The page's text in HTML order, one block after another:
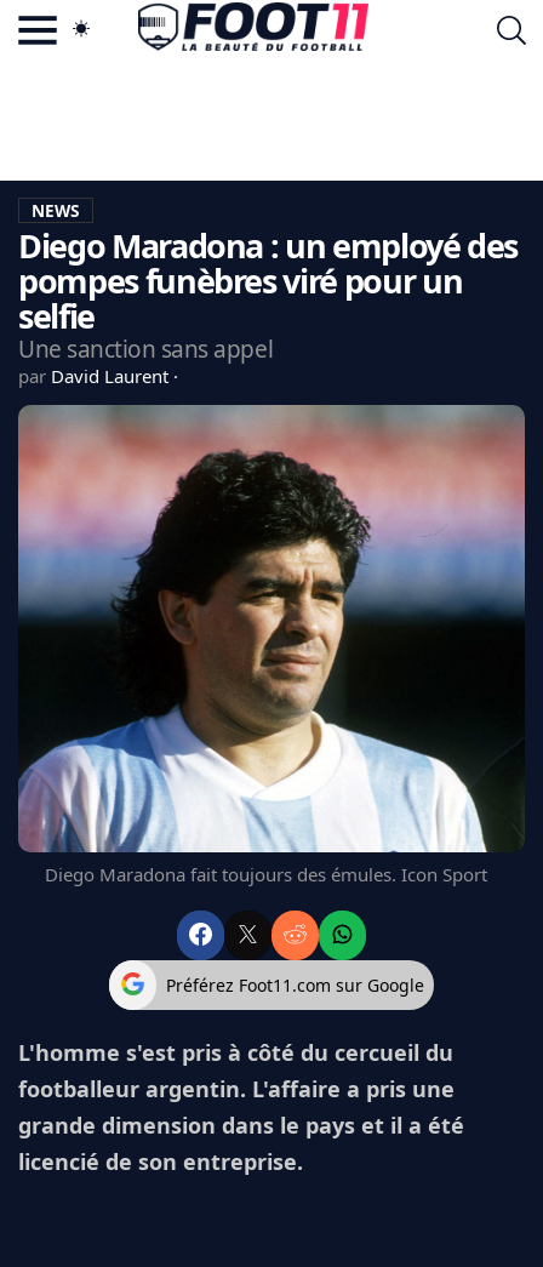
LA CHARTE
VIE PRIVÉE
CGU
CONTACTEZ-NOUS
CDM 2026
REAL MADRID
FC BARCELONE
MANCHESTER UNITED
CHELSEA
L'AVIS DE LA RÉDAC'
NEWS
Diego Maradona : un employé des
pompes funèbres viré pour un
selfie
Une sanction sans appel
par David Laurent
Diego Maradona fait toujours des émules. Icon Sport
Préférez Foot11.com sur Google
L'homme s'est pris à côté du cercueil du
footballeur argentin. L'affaire a pris une
grande dimension dans le pays et il a été
licencié de son entreprise.